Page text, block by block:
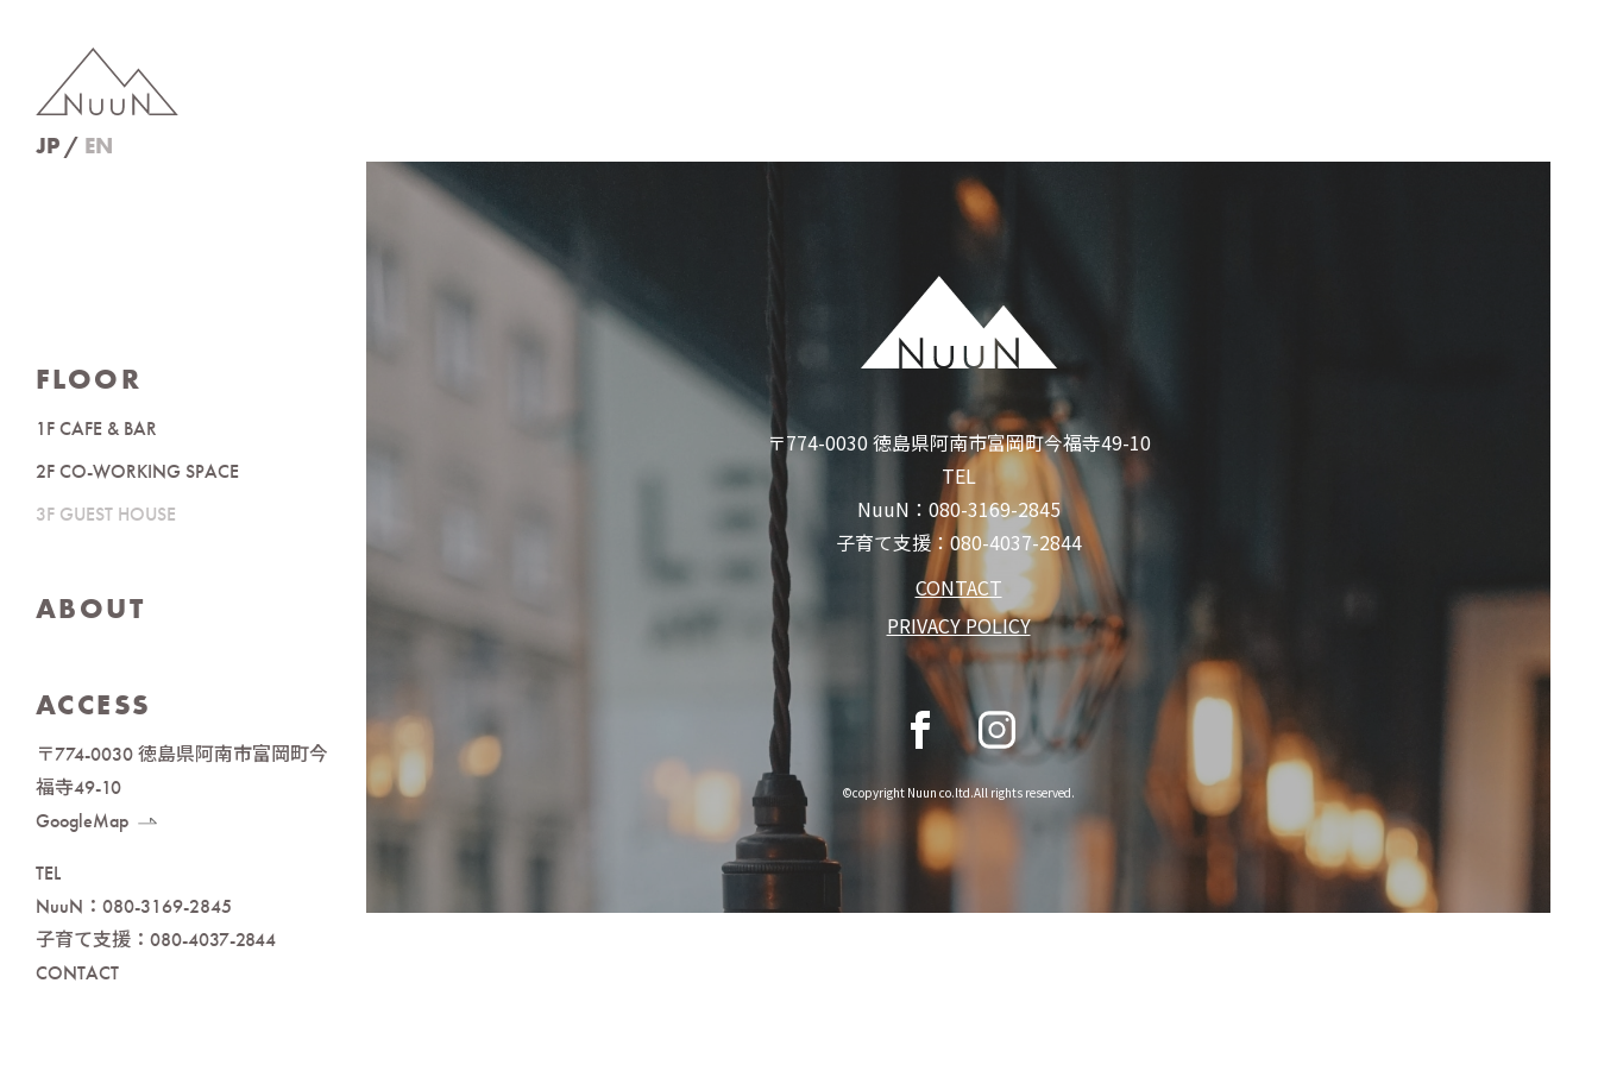
JP EN
FLOOR
1F CAFE & BAR
2F CO-WORKING SPACE
3F GUEST HOUSE
ABOUT
ACCESS
〒774-0030 徳島県阿南市富岡町今
福寺49-10
GoogleMap
TEL
NuuN： 080-3169-2845
子育て支援： 080-4037-2844
CONTACT
〒774-0030 徳島県阿南市富岡町今福寺49-10
TEL
NuuN： 080-3169-2845
子育て支援： 080-4037-2844
CONTACT
PRIVACY POLICY
©copyright Nuun co.ltd.All rights reserved.